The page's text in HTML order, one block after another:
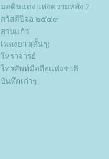
มอดินแดงแห่งความหลัง 2
สวัสดีปีจอ ๒๕๔๙
สวนแก้ว
เพลงยาว(สั้นๆ)
หราจารย์
ทรศัพท์มือถือแห่งชาติ
บันทึกเก่าๆ